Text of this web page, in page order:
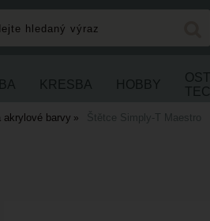
KRESBA HOBBY
akrylové barvy Štětce Simply-T Maestro